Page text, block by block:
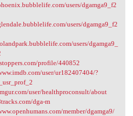
users/dgamga9_f2
users/dgamga9_f2
users/dgamga9_
profile/440852
user/ur182407404/?
user/healthproconsult/about
dga-m
member/dgamga9/